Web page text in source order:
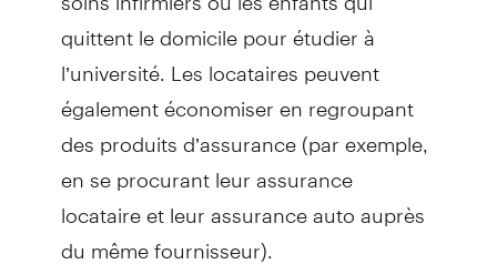
quittent le domicile pour étudier à
l’université. Les locataires peuvent
également économiser en regroupant
des produits d’assurance (par exemple,
en se procurant leur assurance
locataire et leur assurance auto auprès
du même fournisseur).